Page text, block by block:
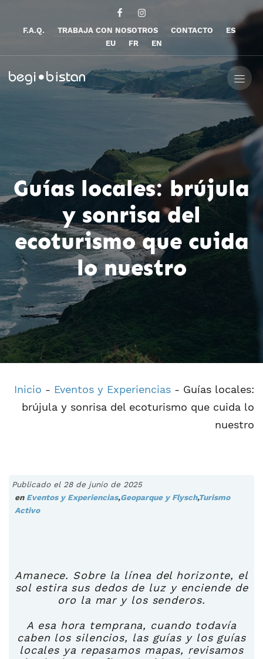
F.A.Q. TRABAJA CON NOSOTROS CONTACTO
ES
EU
FR EN
Guías locales: brújula
y sonrisa del
ecoturismo que cuida
lo nuestro
Inicio - Eventos y Experiencias - Guías locales:
brújula y sonrisa del ecoturismo que cuida lo
nuestro
Publicado el 28 de junio de 2025
en Eventos y Experiencias,Geoparque y Flysch,Turismo
Activo
Amanece. Sobre la línea del horizonte, el
sol estira sus dedos de luz y enciende de
oro la mar y los senderos.
A esa hora temprana, cuando todavía
caben los silencios, las guías y los guías
locales ya repasamos mapas, revisamos